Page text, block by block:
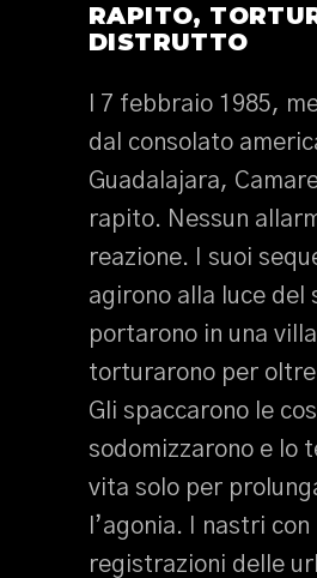
RAPITO,
DISTRUTTO
l 7 febbraio 1985,
dal consolato
Guadalajara,
rapito. Nessun
reazione. I suoi
agirono alla luce del
portarono in una
torturarono per
Gli spaccarono le
sodomizzarono e lo
vita solo per
l’agonia. I nastri con
registrazioni delle